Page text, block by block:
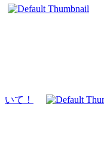
いて！